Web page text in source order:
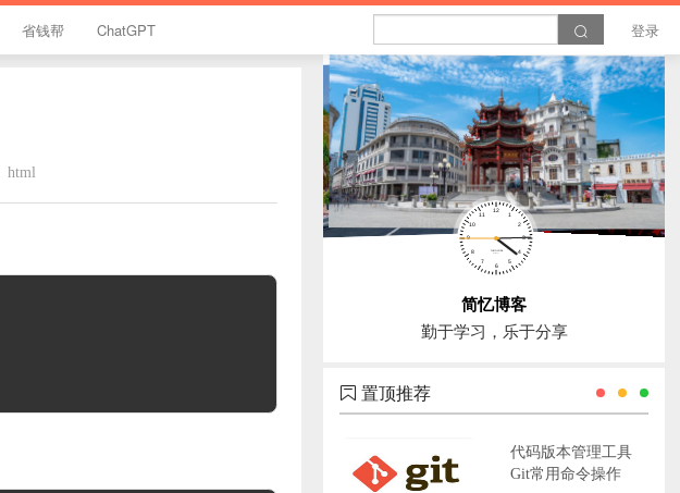
省钱帮 ChatGPT 登录
html
简忆博客
勤于学习，乐于分享
置顶推荐
代码版本管理工具
Git常用命令操作